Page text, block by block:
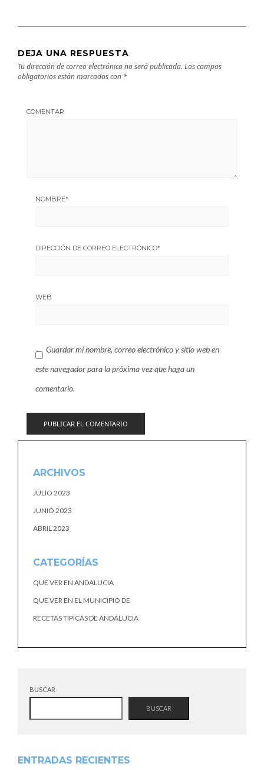
DEJA UNA RESPUESTA
Tu dirección de correo electrónico no será publicada. Los campos
obligatorios están marcados con *
COMENTAR
NOMBRE*
DIRECCIÓN DE CORREO ELECTRÓNICO*
WEB
Guardar mi nombre, correo electrónico y sitio web en
este navegador para la próxima vez que haga un
comentario.
ARCHIVOS
JULIO 2023
JUNIO 2023
ABRIL 2023
CATEGORÍAS
QUE VER EN ANDALUCIA
QUE VER EN EL MUNICIPIO DE
RECETAS TIPICAS DE ANDALUCIA
BUSCAR
BUSCAR
ENTRADAS RECIENTES